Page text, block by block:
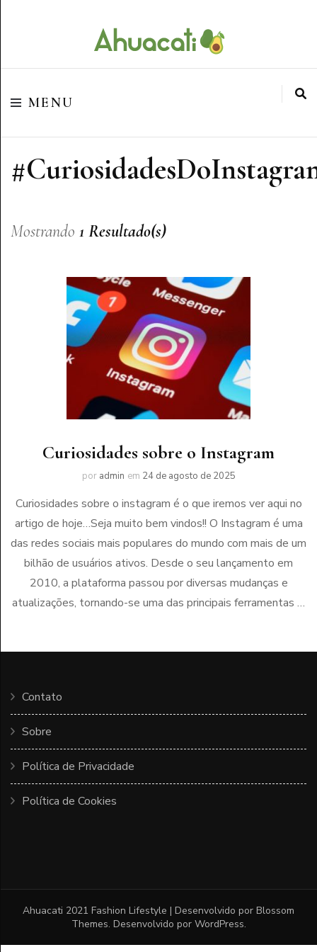
Ahuacati
O melhor da Internet em um só lugar
MENU
Mostrando 1 Resultado(s)
Curiosidades sobre o Instagram
por admin em 24 de agosto de 2025
Curiosidades sobre o instagram é o que iremos ver aqui no
artigo de hoje…Seja muito bem vindos!! O Instagram é uma
das redes sociais mais populares do mundo com mais de um
bilhão de usuários ativos. Desde o seu lançamento em
2010, a plataforma passou por diversas mudanças e
atualizações, tornando-se uma das principais ferramentas …
Contato
Sobre
Política de Privacidade
Política de Cookies
Ahuacati 2021 Fashion Lifestyle | Desenvolvido por Blossom
Themes. Desenvolvido por WordPress.